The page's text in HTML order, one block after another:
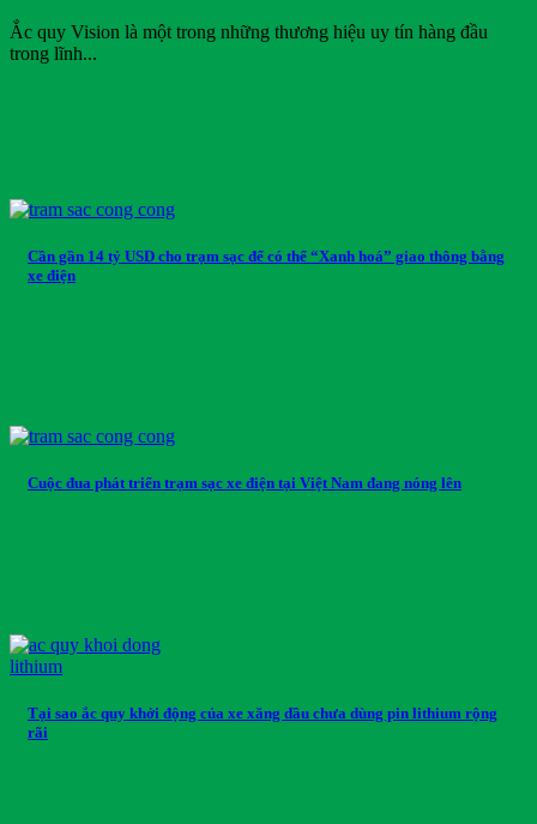
Ắc quy Vision là một trong những thương hiệu uy tín hàng đầu
trong lĩnh...
Cần gần 14 tỷ USD cho trạm sạc để có thể “Xanh hoá” giao thông bằng
xe điện
Cuộc đua phát triển trạm sạc xe điện tại Việt Nam đang nóng lên
Tại sao ắc quy khởi động của xe xăng dầu chưa dùng pin lithium rộng
rãi